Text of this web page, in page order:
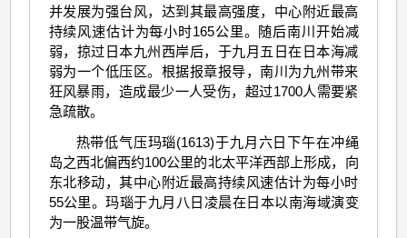
并发展为强台风，达到其最高强度，中心附近最高
持续风速估计为每小时165公里。随后南川开始减
弱，掠过日本九州西岸后，于九月五日在日本海减
弱为一个低压区。根据报章报导，南川为九州带来
狂风暴雨，造成最少一人受伤，超过1700人需要紧
急疏散。
热带低气压玛瑙(1613)于九月六日下午在冲绳
岛之西北偏西约100公里的北太平洋西部上形成，向
东北移动，其中心附近最高持续风速估计为每小时
55公里。玛瑙于九月八日凌晨在日本以南海域演变
为一股温带气旋。